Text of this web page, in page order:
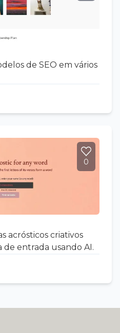
de SEO em vários
0
acrósticos criativos
entrada usando AI.